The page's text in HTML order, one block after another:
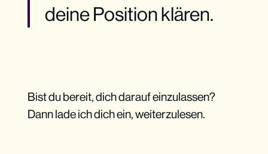
deine Position klären.
Bist du bereit, dich darauf einzulassen?
Dann lade ich dich ein, weiterzulesen.